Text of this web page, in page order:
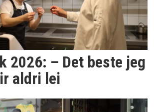
2026: – Det beste jeg
aldri lei